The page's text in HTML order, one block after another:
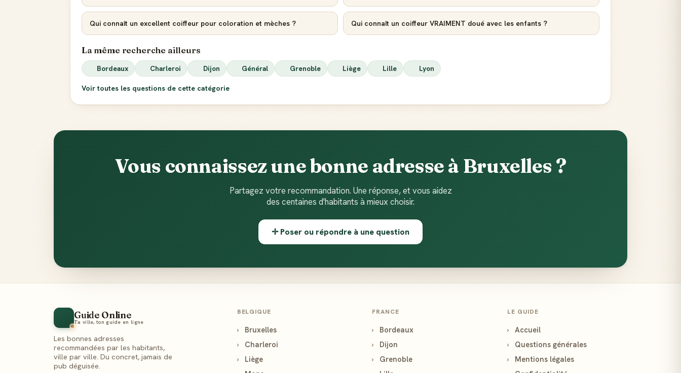
Qui connaît un excellent coiffeur pour coloration et mèches ? Qui connaît un coiffeur VRAIMENT doué avec les enfants ?
La même recherche ailleurs
Bordeaux Charleroi Dijon Général Grenoble Liège Lille Lyon
Voir toutes les questions de cette catégorie
Vous connaissez une bonne adresse à Bruxelles ?
Partagez votre recommandation. Une réponse, et vous aidez
des centaines d'habitants à mieux choisir.
✛ Poser ou répondre à une question
Guide Online
Ta ville, ton guide en ligne
Les bonnes adresses
recommandées par les habitants,
ville par ville. Du concret, jamais de
pub déguisée.
BELGIQUE
›
Bruxelles
›
Charleroi
›
Liège
FRANCE
›
Bordeaux
›
Dijon
›
Grenoble
LE GUIDE
›
Accueil
›
Questions générales
›
Mentions légales